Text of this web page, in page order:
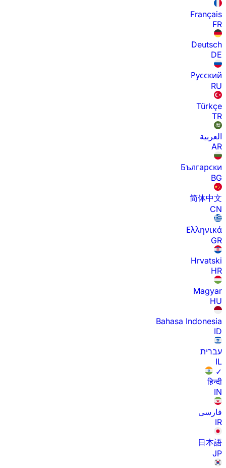
Français
FR
Deutsch
DE
Русский
RU
Türkçe
TR
العربية
AR
Български
BG
简体中文
CN
Ελληνικά
GR
Hrvatski
HR
Magyar
HU
Bahasa Indonesia
ID
עברית
IL
✓
हिन्दी
IN
فارسی
IR
日本語
JP